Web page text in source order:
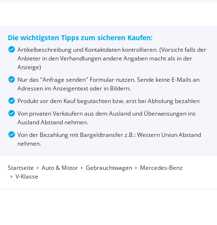
Die wichtigsten Tipps zum sicheren Kaufen:
Artikelbeschreibung und Kontaktdaten kontrollieren. (Vorsicht falls der
Anbieter in den Verhandlungen andere Angaben macht als in der
Anzeige)
Nur das "Anfrage senden" Formular nutzen. Sende keine E-Mails an
Adressen im Anzeigentext oder in Bildern.
Produkt vor dem Kauf begutachten bzw. erst bei Abholung bezahlen
Von privaten Verkäufern aus dem Ausland und Überweisungen ins
Ausland Abstand nehmen.
Von der Bezahlung mit Bargeldtransfer z.B.: Western Union Abstand
nehmen.
Startseite Auto & Motor Gebrauchtwagen
Mercedes-Benz
V-Klasse